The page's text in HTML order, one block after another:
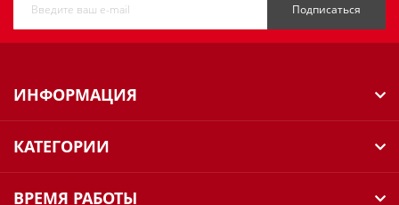
Подписаться
ИНФОРМАЦИЯ
КАТЕГОРИИ
ВРЕМЯ РАБОТЫ